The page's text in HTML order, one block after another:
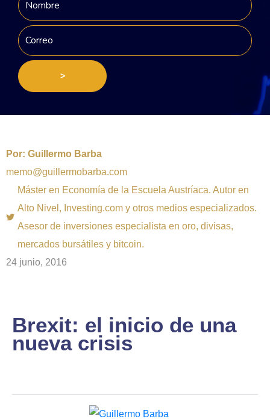
>
Por: Guillermo Barba
memo@guillermobarba.com
Máster en Economía de la Escuela Austríaca. Autor en
Alto Nivel, Investing.com y otros medios especializados.
Asesor de inversiones especialista en oro, divisas,
mercados bursátiles y bitcoin.
24 junio, 2016
Brexit: el inicio de una
nueva crisis